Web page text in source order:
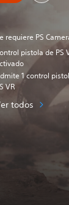
requiere PS
pistola de PS
1 control
VR
todos